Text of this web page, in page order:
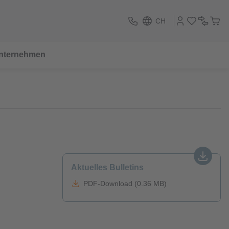
CH
Aktuelles Bulletins
PDF-Download (0.36 MB)